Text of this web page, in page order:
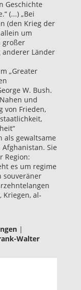
Geschichte
(...) „Bei
(den Krieg der
um
großer
Länder
„Greater
W. Bush.
und
von Frieden,
als gewaltsame
Sie
Region:
es um regime
souveräner
al-
|
Walter